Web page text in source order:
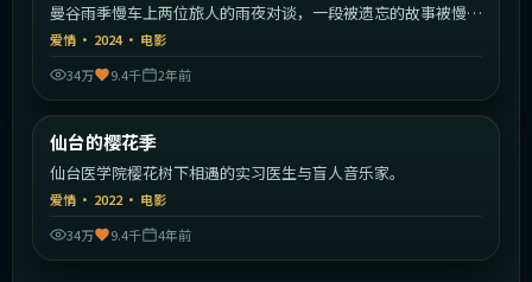
曼谷雨季慢车上两位旅人的雨夜对谈，一段被遗忘的故事被慢慢
唤起。
爱情 · 2024· 电影
34万
9.4千 2年前
热门
仙台的樱花季
仙台医学院樱花树下相遇的实习医生与盲人音乐家。
爱情 · 2022· 电影
34万
9.4千 4年前